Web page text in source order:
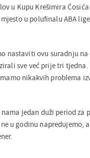
u Kupu Krešimira
u polufinalu ABA
nastaviti ovu suradnju
sve već prije tri tjedna.
nikakvih problema
jedan duži period za
u godinu napredujemo,